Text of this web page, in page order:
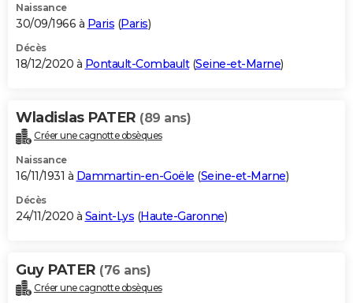
Naissance
30/09/1966 à Paris (Paris)
Décès
18/12/2020 à Pontault-Combault(Seine-et-Marne)
Wladislas PATER (89 ans)
Créer une cagnotte obsèques
Naissance
16/11/1931 à Dammartin-en-Goële (Seine-et-Marne)
Décès
24/11/2020 à Saint-Lys (Haute-Garonne)
Guy PATER (76 ans)
Créer une cagnotte obsèques